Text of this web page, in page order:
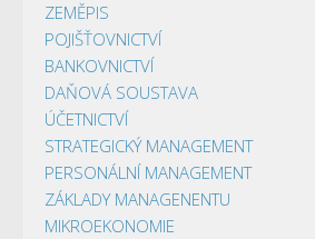
ZEMĚPIS
POJIŠŤOVNICTVÍ
BANKOVNICTVÍ
DAŇOVÁ SOUSTAVA
ÚČETNICTVÍ
STRATEGICKÝ MANAGEMENT
PERSONÁLNÍ MANAGEMENT
ZÁKLADY MANAGENENTU
MIKROEKONOMIE